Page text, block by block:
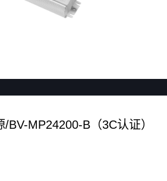
/BV-MP24200-B（3C认证）